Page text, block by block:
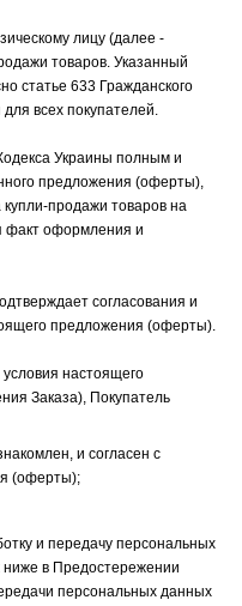
лицу (далее -
товаров. Указанный
статье 633 Гражданского
всех покупателей.
Украины полным и
предложения (оферты),
продажи товаров на
факт оформления и
согласования и
предложения (оферты).
настоящего
Заказа), Покупатель
и согласен с
(оферты);
и передачу персональных
в Предостережении
персональных данных